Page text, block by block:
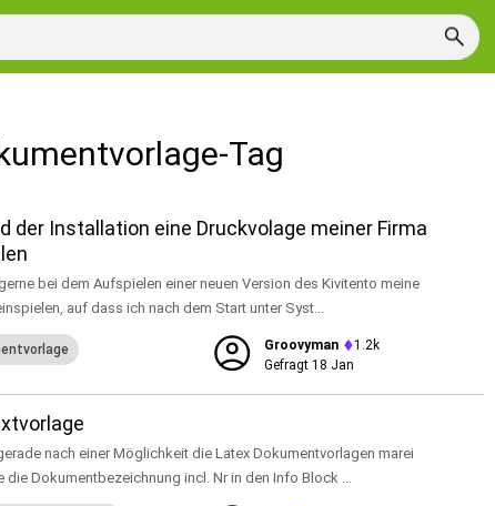
Tag
der Installation eine Druckvolage meiner Firma
bei dem Aufspielen einer neuen Version des Kivitento meine
auf dass ich nach dem Start unter Syst...
Groovyman
1.2k
Gefragt 18 Jan
nach einer Möglichkeit die Latex Dokumentvorlagen marei
die Dokumentbezeichnung incl. Nr in den Info Block ...